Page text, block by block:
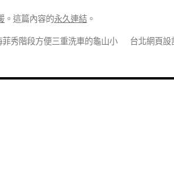
。這篇內容的永久連結 。
秀階段方便三重洗車的龜山小
台北網頁